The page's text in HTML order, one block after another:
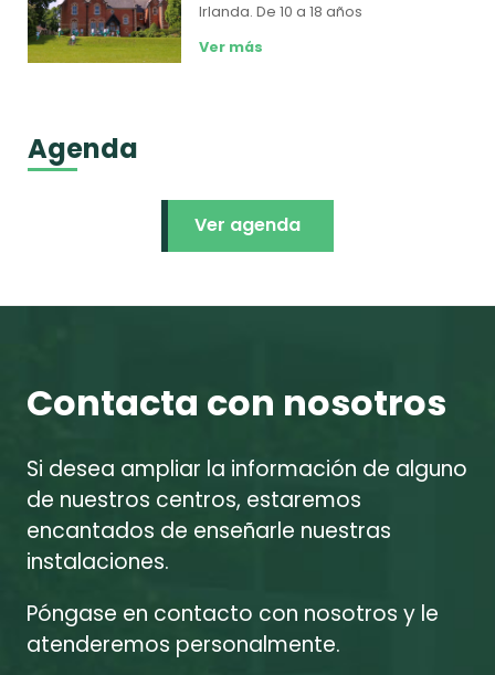
Irlanda.De 10 a 18 años
Ver más
Agenda
Ver agenda
Contacta con nosotros
Si desea ampliar la información de alguno
de nuestros centros, estaremos
encantados de enseñarle nuestras
instalaciones.
Póngase en contacto con nosotros y le
atenderemos personalmente.